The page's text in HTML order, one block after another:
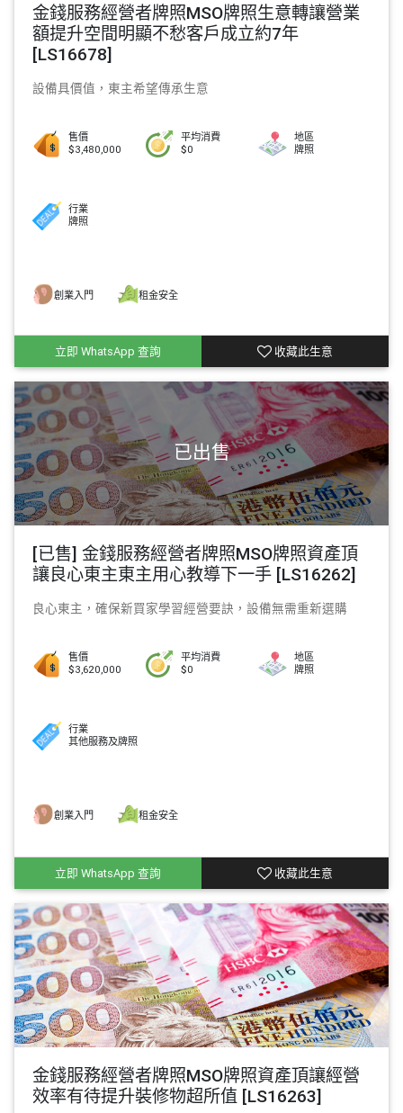
金錢服務經營者牌照MSO牌照生意轉讓營業
額提升空間明顯不愁客戶成立約7年
[LS16678]
設備具價值，東主希望傳承生意
售價
$3,480,000
平均消費
$0
地區
牌照
行業
牌照
創業入門 租金安全
立即 WhatsApp 查詢 收藏此生意
[已售] 金錢服務經營者牌照MSO牌照資產頂
讓良心東主東主用心教導下一手 [LS16262]
良心東主，確保新買家學習經營要訣，設備無需重新選購
售價
$3,620,000
平均消費
$0
地區
牌照
行業
其他服務及牌照
創業入門 租金安全
立即 WhatsApp 查詢 收藏此生意
金錢服務經營者牌照MSO牌照資產頂讓經營
效率有待提升裝修物超所值 [LS16263]